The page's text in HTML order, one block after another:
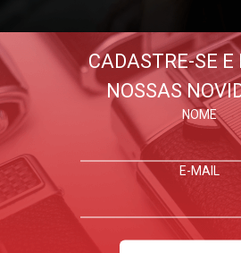
CADASTRE-SE E
NOSSAS
NOME
E-MAIL